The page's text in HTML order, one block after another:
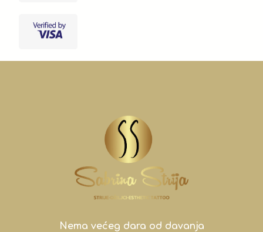
Nema većeg dara od davanja